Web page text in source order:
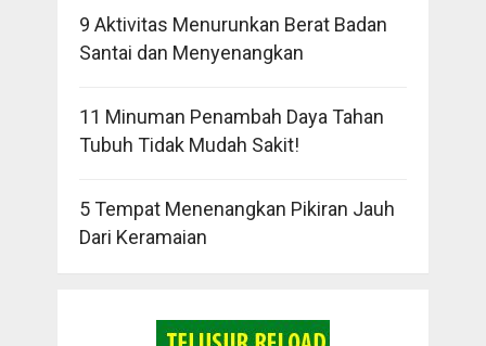
9 Aktivitas Menurunkan Berat Badan
Santai dan Menyenangkan
11 Minuman Penambah Daya Tahan
Tubuh Tidak Mudah Sakit!
5 Tempat Menenangkan Pikiran Jauh
Dari Keramaian